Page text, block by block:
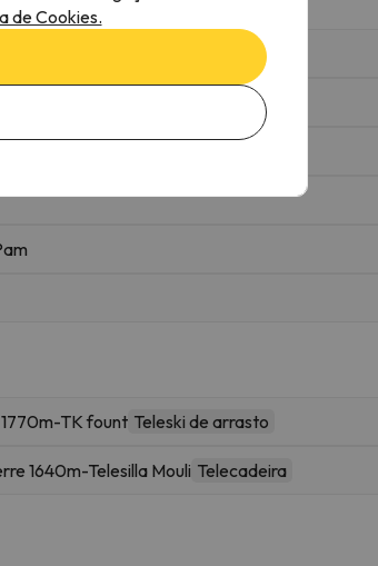
TK fount Teleski de arrasto
1640m-Telesilla Mouli Telecadeira
de Cookies.